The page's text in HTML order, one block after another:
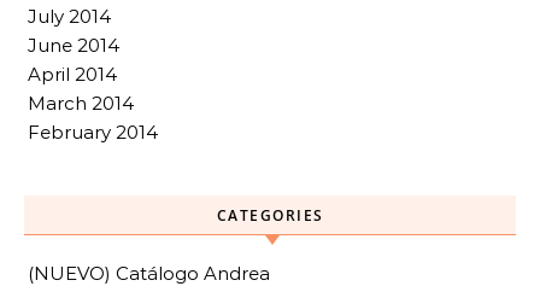
July 2014
June 2014
April 2014
March 2014
February 2014
CATEGORIES
(NUEVO) Catálogo Andrea